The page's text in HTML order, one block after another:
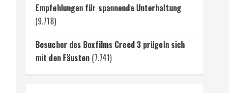
Empfehlungen für spannende Unterhaltung
(9.718)
Besucher des Boxfilms Creed 3 prügeln sich
mit den Fäusten (7.741)